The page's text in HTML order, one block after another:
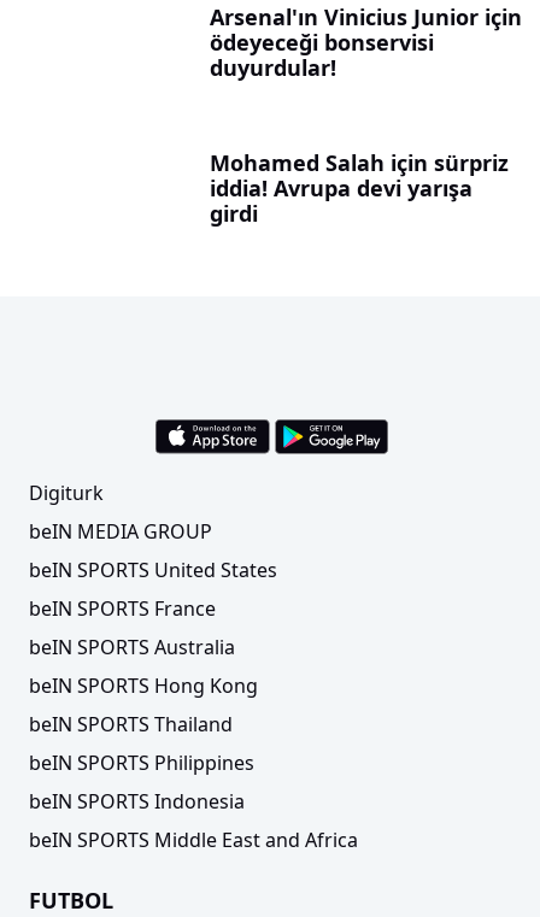
Arsenal'ın Vinicius Junior için
ödeyeceği bonservisi
duyurdular!
Mohamed Salah için sürpriz
iddia! Avrupa devi yarışa
girdi
Digiturk
beIN MEDIA GROUP
beIN SPORTS United States
beIN SPORTS France
beIN SPORTS Australia
beIN SPORTS Hong Kong
beIN SPORTS Thailand
beIN SPORTS Philippines
beIN SPORTS Indonesia
beIN SPORTS Middle East and Africa
FUTBOL